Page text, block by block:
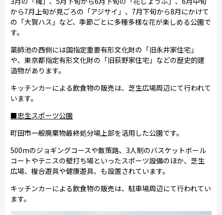
から7月上旬が見ごろの「アジサイ」、7月下旬から8月にかけて
の「大賀ハス」など、季節ごとに多種多様な花が楽しめる公園で
す。
薬師池の西側には国指定重要有形文化財の「旧永井家住宅」
や、東京都指定有形文化財の「旧荻野家住宅」などの歴史的建
造物があります。
キッチンカーによる飲食物の販売は、芝生広場周辺にて行われて
います。
■忠生スポーツ公園
町田市一般廃棄物最終処分場上部を活用した公園です。
500mのジョギングコースや散策路、3人制のバスケットボール
コートやテニスの壁打ち場といったスポーツ設備のほか、芝生
広場、複合遊具や健康遊具、も設置されています。
キッチンカーによる飲食物の販売は、駐車場周辺にて行われてい
ます。